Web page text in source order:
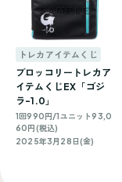
トレカアイテムくじ
ブロッコリートレカア
イテムくじEX「ゴジ
ラ-1.0」
1回990円/1ユニット93,0
60円(税込)
2025年3月28日(金)